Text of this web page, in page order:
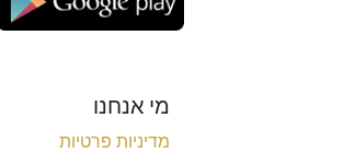
מי אנחנו
מדיניות פרטיות